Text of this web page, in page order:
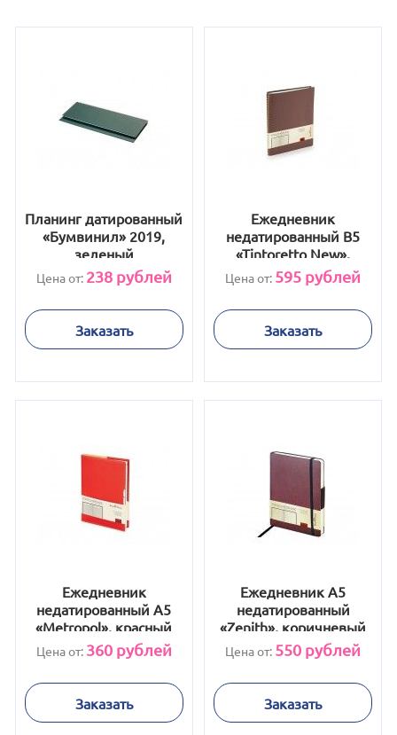
Планинг датированный
«Бумвинил» 2019,
зеленый
Цена от: 238рублей
Заказать
Ежедневник
недатированный B5
«Tintoretto New»,
коричневый
Цена от: 595 рублей
Заказать
Ежедневник
недатированный А5
«Metropol», красный
Цена от: 360рублей
Заказать
Ежедневник А5
недатированный
«Zenith», коричневый
Цена от: 550 рублей
Заказать